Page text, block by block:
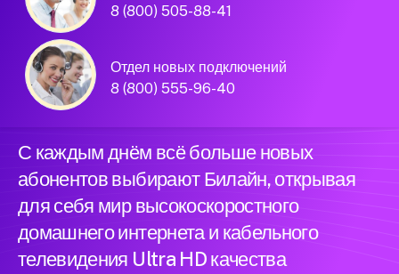
8 (800) 505-88-41
Отдел новых подключений
8 (800) 555-96-40
телевидение
Билайн в городе
Липецк
С каждым днём всё больше новых
абонентов выбирают Билайн, открывая
для себя мир высокоскоростного
домашнего интернета и кабельного
телевидения Ultra HD качества